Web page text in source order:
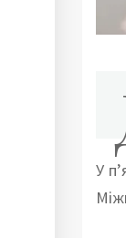
У